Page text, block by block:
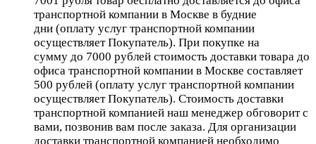
транспортной компании в Москве в будние
дни (оплату услуг транспортной компании
осуществляет Покупатель). При покупке на
сумму до 7000 рублей стоимость доставки товара до
офиса транспортной компании в Москве составляет
500 рублей (оплату услуг транспортной компании
осуществляет Покупатель). Стоимость доставки
транспортной компанией наш менеджер обговорит с
вами, позвонив вам после заказа. Для организации
доставки транспортной компанией необходимо